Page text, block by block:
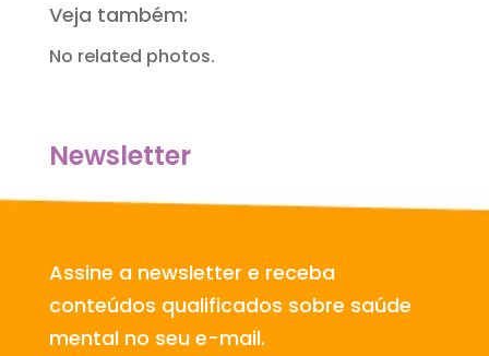
Veja também:
No related photos.
Newsletter
Assine a newsletter e receba
conteúdos qualificados sobre saúde
mental no seu e-mail.